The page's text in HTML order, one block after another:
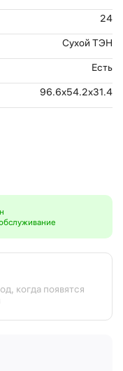
24
Сухой ТЭН
Есть
96.6x54.2x31.4
когда появятся